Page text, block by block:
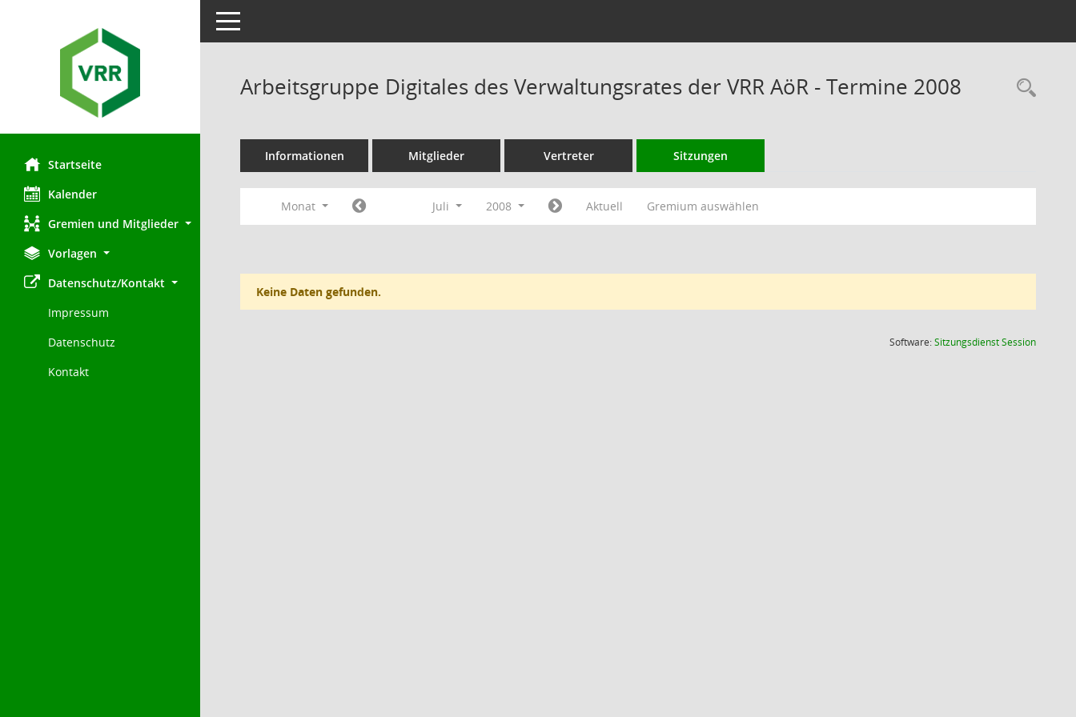
Startseite
Kalender
Gremien und Mitglieder
Vorlagen
Datenschutz/Kontakt
Impressum
Datenschutz
Kontakt
Toggle navigation
Arbeitsgruppe Digitales des Verwaltungsrates der VRR AöR - Termine 2008
Informationen Mitglieder Vertreter Sitzungen
Monat Juli 2008 Aktuell Gremium auswählen
Keine Daten gefunden.
Software:SitzungsdienstSession(Wird in